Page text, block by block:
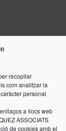
recopilar
com analitzar la
personal
a llocs web
ASSOCIATS
de cookies amb el